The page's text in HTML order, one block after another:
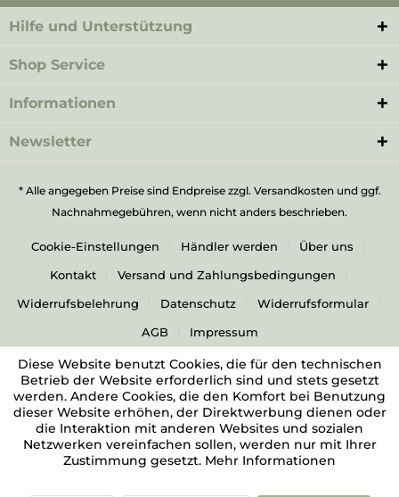
Hilfe und Unterstützung
Shop Service
Informationen
Newsletter
* Alle angegeben Preise sind Endpreise zzgl. Versandkostenund ggf.
Nachnahmegebühren, wenn nicht anders beschrieben.
Cookie-Einstellungen Händler werden
Über uns
Kontakt
Versand und Zahlungsbedingungen
Widerrufsbelehrung
Datenschutz
Widerrufsformular
AGB
Impressum
Diese Website benutzt Cookies, die für den technischen
Betrieb der Website erforderlich sind und stets gesetzt
werden. Andere Cookies, die den Komfort bei Benutzung
dieser Website erhöhen, der Direktwerbung dienen oder
die Interaktion mit anderen Websites und sozialen
Netzwerken vereinfachen sollen, werden nur mit Ihrer
Zustimmung gesetzt. Mehr Informationen